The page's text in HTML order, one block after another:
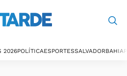
2026POLÍTICAESPORTESSALVADORBAHIA